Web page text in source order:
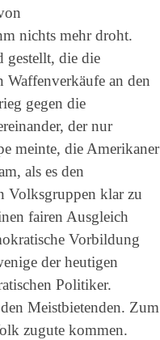
nichts mehr droht.
gestellt, die die
an den
gegen die
der nur
meinte, die Amerikaner
als es den
Volksgruppen klar zu
fairen Ausgleich
Vorbildung
der heutigen
Politiker.
Meistbietenden. Zum
zugute kommen.